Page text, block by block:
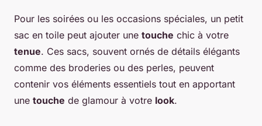
Pour les soirées ou les occasions spéciales, un petit
sac en toile peut ajouter une touche chic à votre
tenue. Ces sacs, souvent ornés de détails élégants
comme des broderies ou des perles, peuvent
contenir vos éléments essentiels tout en apportant
une touche de glamour à votre look.